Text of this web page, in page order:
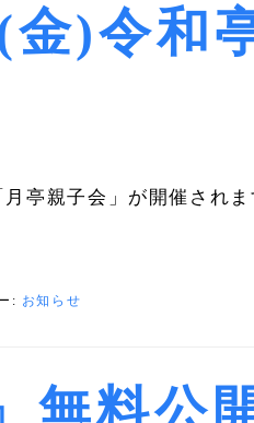
金)令和
亭親子会」が開催されま
: お知らせ
無料公